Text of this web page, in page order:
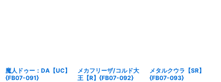
魔人ドゥー：DA【UC】
{FB07-091}
メカフリーザ/コルド大
王【R】{FB07-092}
メタルクウラ【SR】
{FB07-093}